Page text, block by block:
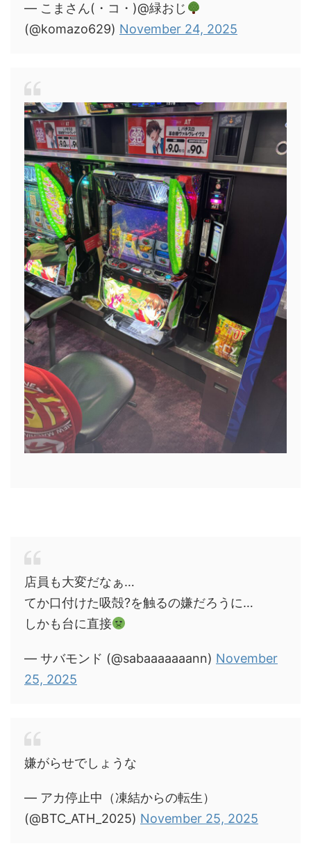
— こまさん(・コ・)@緑おじ
(@komazo629) November 24, 2025
店員も大変だなぁ…
てか口付けた吸殻?を触るの嫌だろうに…
しかも台に直接
— サバモンド (@sabaaaaaaann) November
25, 2025
嫌がらせでしょうな
— アカ停止中（凍結からの転生）
(@BTC_ATH_2025) November 25, 2025